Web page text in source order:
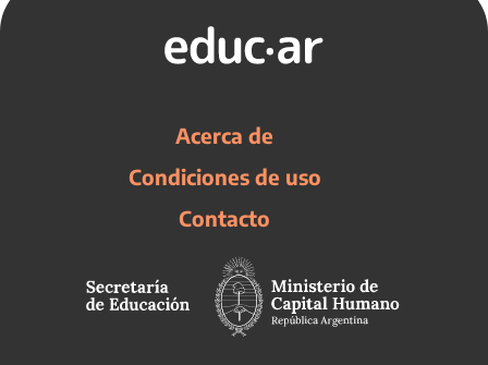
Acerca de
Condiciones de uso
Contacto